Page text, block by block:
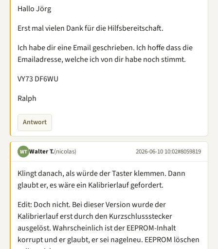
Hallo Jörg
Erst mal vielen Dank für die Hilfsbereitschaft.
Ich habe dir eine Email geschrieben. Ich hoffe dass die
Emailadresse, welche ich von dir habe noch stimmt.
VY73 DF6WU
Ralph
Antwort
WT Walter T.(nicolas) 2026-06-10 10:02#8059819
Klingt danach, als würde der Taster klemmen. Dann
glaubt er, es wäre ein Kalibrierlauf gefordert.
Edit: Doch nicht. Bei dieser Version wurde der
Kalibrierlauf erst durch den Kurzschlussstecker
ausgelöst. Wahrscheinlich ist der EEPROM-Inhalt
korrupt und er glaubt, er sei nagelneu. EEPROM löschen